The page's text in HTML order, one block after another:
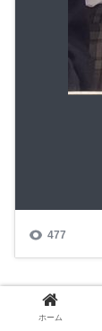
ホーム